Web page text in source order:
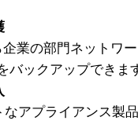
企業の部門ネットワ
バックアップできま
なアプライアンス製